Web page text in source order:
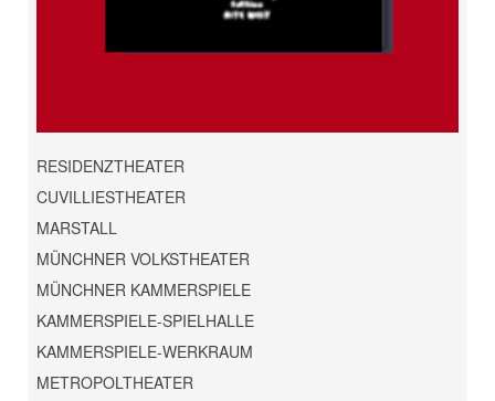
RESIDENZTHEATER
CUVILLIESTHEATER
MARSTALL
MÜNCHNER VOLKSTHEATER
MÜNCHNER KAMMERSPIELE
KAMMERSPIELE-SPIELHALLE
KAMMERSPIELE-WERKRAUM
METROPOLTHEATER